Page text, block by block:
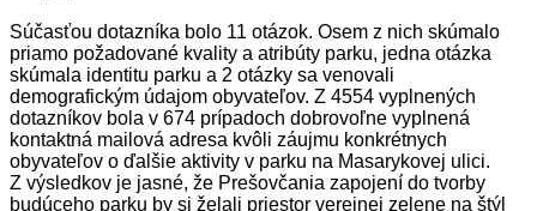
Súčasťou dotazníka bolo 11 otázok. Osem z nich skúmalo
priamo požadované kvality a atribúty parku, jedna otázka
skúmala identitu parku a 2 otázky sa venovali
demografickým údajom obyvateľov. Z 4554 vyplnených
dotazníkov bola v 674 prípadoch dobrovoľne vyplnená
kontaktná mailová adresa kvôli záujmu konkrétnych
obyvateľov o ďalšie aktivity v parku na Masarykovej ulici.
Z výsledkov je jasné, že Prešovčania zapojení do tvorby
budúceho parku by si želali priestor verejnej zelene na štýl